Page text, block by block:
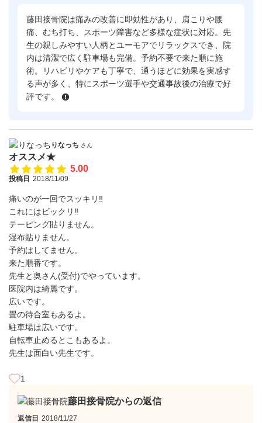
藤田接骨院は痛みの改善に即効性があり、肩こりや腰
痛、むち打ち、スポーツ障害など多様な症状に対応。先
生の親しみやすい人柄とユーモアでリラックスでき、院
内は清潔で広く駐車場も完備。予約不要で来た順に施
術。リハビリやケアも丁寧で、通うほどに効果を実感す
る声が多く、特にスポーツ選手や交通事故後の治療で好
評です。
りなっち さん
オススメ★
5.00
投稿日 2018/11/09
痛いのが一回でスッキリ‼️
これにはビックリ‼️
テーピング貼りません。
湿布貼りません。
予約はしてません。
来た順番です。
先生と奥さん(受付)でやっています。
医院内は綺麗です。
広いです。
畳の待合室もあるよ。
駐車場は広いです。
自転車止めるとこもあるよ。
先生は面白い先生です。
1
藤田接骨院からの返信
返信日 2018/11/27